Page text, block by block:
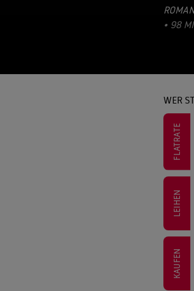
• 98
WER
FLATRATE
LEIHEN
KAUFEN